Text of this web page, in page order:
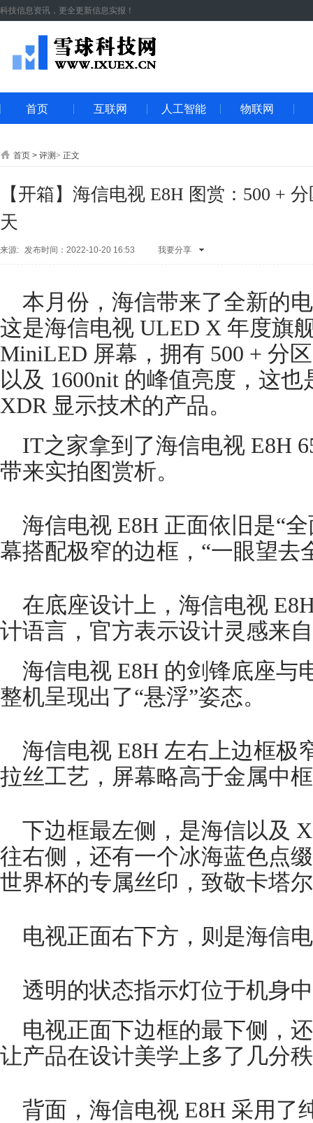
科技信息资讯，更全更新信息实报！
首页 互联网 人工智能 物联网
首页 > 评测> 正文
【开箱】海信电视 E8H 图赏：500 +
天
来源: 发布时间：2022-10-20 16:53
我要分享
心网 微信
QQ
好友
腾讯微
本月份，海信带来了全新的
这是海信电视 ULED X 年度旗
MiniLED 屏幕，拥有 500 + 分
以及 1600nit 的峰值亮度，这
XDR 显示技术的产品。
IT之家拿到了海信电视 E8H
带来实拍图赏析。
海信电视 E8H 正面依旧是“
幕搭配极窄的边框，“一眼望去
在底座设计上，海信电视
计语言，官方表示设计灵感来
海信电视 E8H 的剑锋底座与
整机呈现出了“悬浮”姿态。
海信电视 E8H 左右上边框极
拉丝工艺，屏幕略高于金属中
下边框最左侧，是海信以及
往右侧，还有一个冰海蓝色点
世界杯的专属丝印，致敬卡塔
电视正面右下方，则是海信
透明的状态指示灯位于机身
电视正面下边框的最下侧，
让产品在设计美学上多了几分
背面，海信电视 E8H 采用了